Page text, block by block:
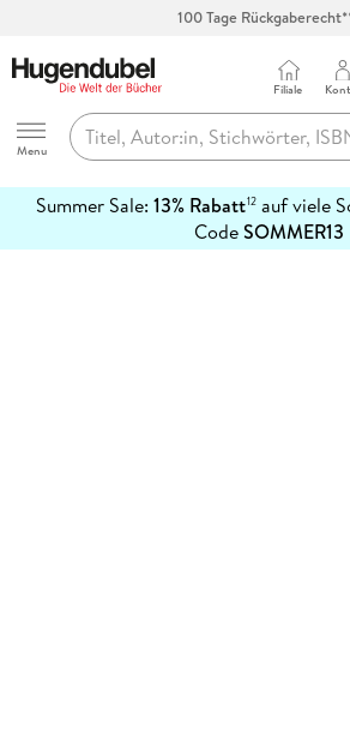
100 Tage
Hugendubel
Menu
Filiale
Summer Sale: 13% Rabatt12auf viele
CodeSOMMER13
erfahren